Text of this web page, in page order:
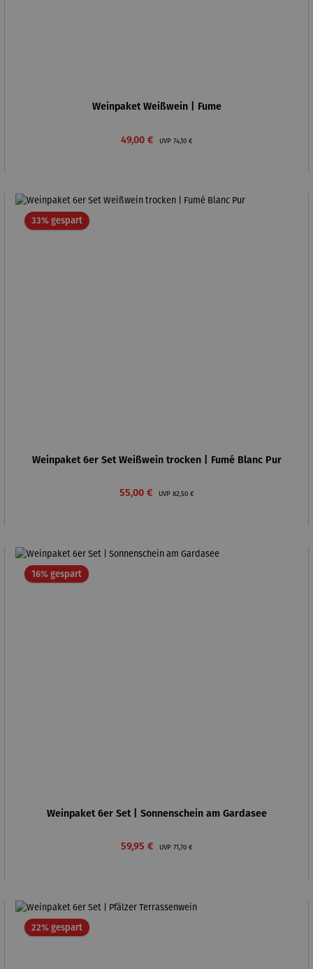
Weinpaket Weißwein | Fume
Verkaufspreis:
49,00 € UVP Regulärer Preis:
74,10 €
33% gespartRabatt
Weinpaket 6er Set Weißwein trocken | Fumé Blanc Pur
Verkaufspreis:
55,00 € UVP Regulärer Preis:
82,50 €
16% gespartRabatt
Weinpaket 6er Set | Sonnenschein am Gardasee
Verkaufspreis:
59,95 € UVP Regulärer Preis:
71,70 €
22% gespartRabatt